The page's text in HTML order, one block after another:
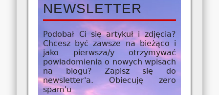
NEWSLETTER
Podobał Ci się artykuł i zdjęcia?
Chcesz być zawsze na bieżąco i
jako pierwsza/yotrzymywać
powiadomienia o nowych wpisach
na blogu? Zapisz się do
newsletter'a. Obiecuję zero
spam'u